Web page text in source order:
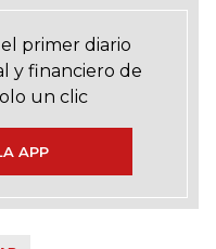
primer diario
y financiero de
un clic
APP